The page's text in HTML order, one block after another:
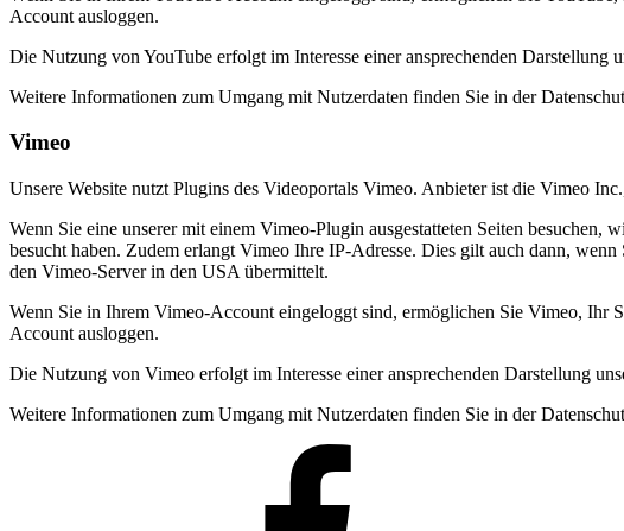
Account ausloggen.
Die Nutzung von YouTube erfolgt im Interesse einer ansprechenden
Weitere Informationen zum Umgang mit Nutzerdaten finden Sie in der
Vimeo
Unsere Website nutzt Plugins des Videoportals Vimeo. Anbieter ist die Vimeo
Wenn Sie eine unserer mit einem Vimeo-Plugin ausgestatteten Seiten
besucht haben. Zudem erlangt Vimeo Ihre IP-Adresse. Dies gilt auch dann,
den Vimeo-Server in den USA übermittelt.
Wenn Sie in Ihrem Vimeo-Account eingeloggt sind, ermöglichen Sie Vimeo, Ihr
Account ausloggen.
Die Nutzung von Vimeo erfolgt im Interesse einer ansprechenden Darstellung
Weitere Informationen zum Umgang mit Nutzerdaten finden Sie in der